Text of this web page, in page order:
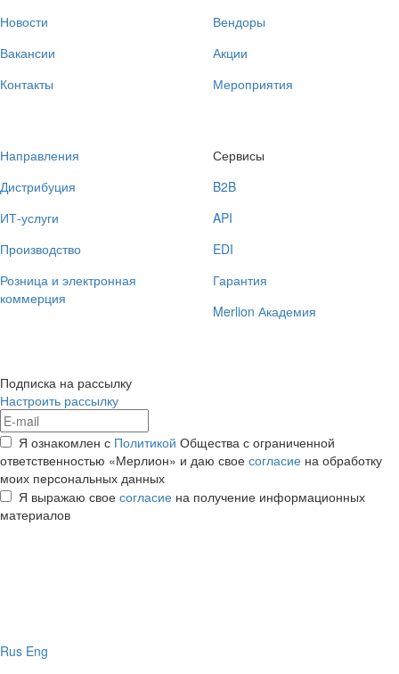
Новости
Вакансии
Контакты
Вендоры
Акции
Мероприятия
Направления
Дистрибуция
ИТ-услуги
Производство
Розница и электронная
коммерция
Сервисы
B2B
API
EDI
Гарантия
Merlion Академия
Подписка на рассылку
Настроить рассылку
Я ознакомлен с Политикой Общества с ограниченной
ответственностью «Мерлион» и даю свое согласие на обработку
моих персональных данных
Я выражаю свое согласие на получение информационных
материалов
Rus Eng